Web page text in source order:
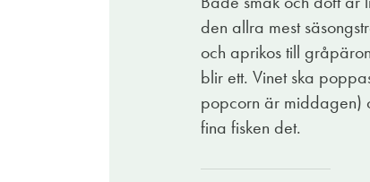
den allra mest
och aprikos till
blir ett. Vinet ska
popcorn är middagen)
fina fisken det.
lättrostade hasselnötter.
ELIN BÖRJESSON
24 aug. 2022
ELIN BÖRJESSON
16 dec. 2021